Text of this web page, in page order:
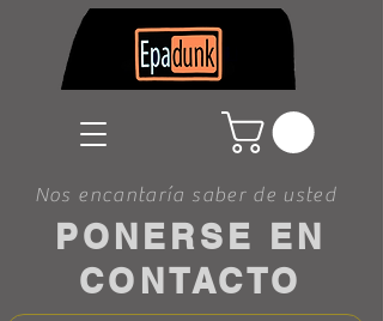
PONERSE EN
CONTACTO
Nos encantaría saber de usted